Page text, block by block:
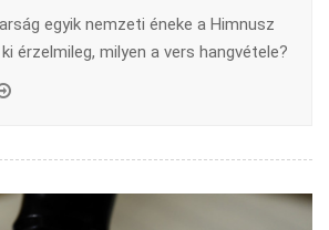
egyik nemzeti éneke a Himnusz
érzelmileg, milyen a vers hangvétele?